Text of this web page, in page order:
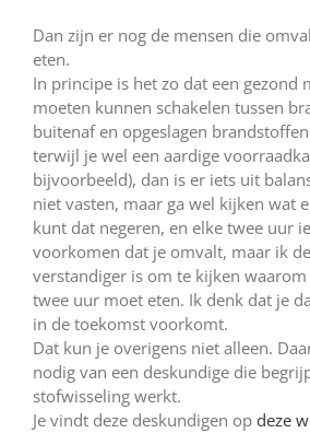
Dan zijn er nog de mensen die
eten.
In principe is het zo dat een gezond
moeten kunnen schakelen tussen
buitenaf en opgeslagen
terwijl je wel een aardige
bijvoorbeeld), dan is er iets uit
niet vasten, maar ga wel kijken wat
kunt dat negeren, en elke twee uur
voorkomen dat je omvalt, maar ik
verstandiger is om te kijken
twee uur moet eten. Ik denk dat je
in de toekomst voorkomt.
Dat kun je overigens niet alleen.
nodig van een deskundige die
stofwisseling werkt.
Je vindt deze deskundigen op deze